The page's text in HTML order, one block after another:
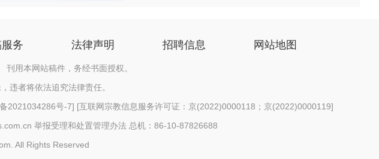
务 法律声明 招聘信息 网站地图
用本网站稿件，务经书面授权。
违者将依法追究法律责任。
2021034286号-7] [互联网宗教信息服务许可证：京(2022)0000118；京(2022)0000119]
举报受理和处置管理办法 总机：86-10-87826688
All Rights Reserved